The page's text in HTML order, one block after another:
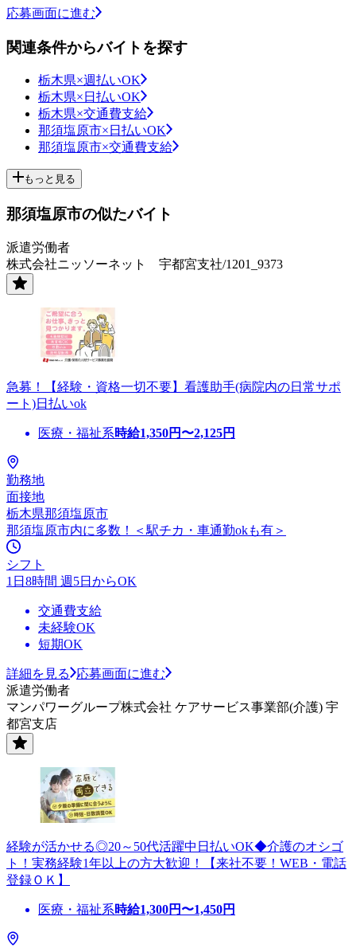
応募画面に進む
関連条件からバイトを探す
栃木県×週払いOK
栃木県×日払いOK
栃木県×交通費支給
那須塩原市×日払いOK
那須塩原市×交通費支給
もっと見る
那須塩原市の似たバイト
派遣労働者
株式会社ニッソーネット 宇都宮支社/1201_9373
急募！【経験・資格一切不要】看護助手(病院内の日常サポ
ート)日払いok
医療・福祉系時給1,350円〜2,125円
勤務地
面接地
栃木県那須塩原市
那須塩原市内に多数！＜駅チカ・車通勤okも有＞
シフト
1日8時間 週5日からOK
交通費支給
未経験OK
短期OK
詳細を見る
応募画面に進む
派遣労働者
マンパワーグループ株式会社 ケアサービス事業部(介護) 宇
都宮支店
経験が活かせる◎20～50代活躍中日払いOK◆介護のオシゴ
ト！実務経験1年以上の方大歓迎！【来社不要！WEB・電話
登録ＯＫ】
医療・福祉系時給1,300円〜1,450円